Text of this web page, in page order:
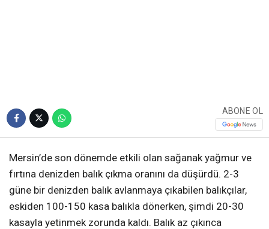
ABONE OL
Mersin’de son dönemde etkili olan sağanak yağmur ve
fırtına denizden balık çıkma oranını da düşürdü. 2-3
güne bir denizden balık avlanmaya çıkabilen balıkçılar,
eskiden 100-150 kasa balıkla dönerken, şimdi 20-30
kasayla yetinmek zorunda kaldı. Balık az çıkınca